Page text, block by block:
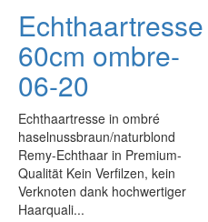
Echthaartresse
60cm ombre-
06-20
Echthaartresse in ombré
haselnussbraun/naturblond
Remy-Echthaar in Premium-
Qualität Kein Verfilzen, kein
Verknoten dank hochwertiger
Haarquali...